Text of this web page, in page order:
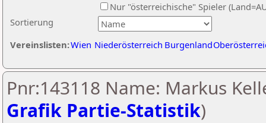
Sortierung
Nur "österreichische" Spieler
Vereinslisten:Wien Niederösterreich Burgenland
Pnr:143118 Name: Markus
Grafik Partie-Statistik)